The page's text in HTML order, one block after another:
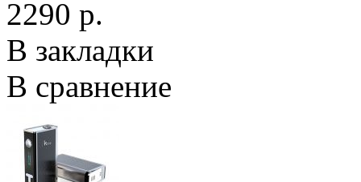
2290 р.
В закладки
В сравнение